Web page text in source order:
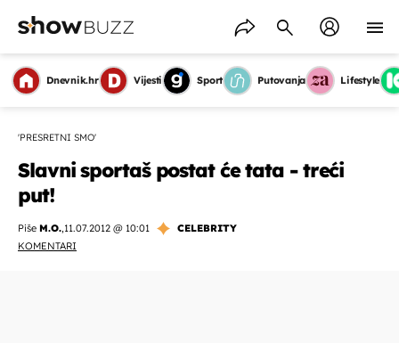
Dnevnik.hr Vijesti Sport Putovanja Lifestyle
'PRESRETNI SMO'
Slavni sportaš postat će tata - treći
put!
Piše M.O.,11.07.2012 @ 10:01
CELEBRITY
KOMENTARI